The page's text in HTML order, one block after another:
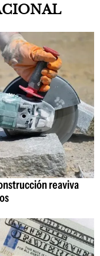
reaviva